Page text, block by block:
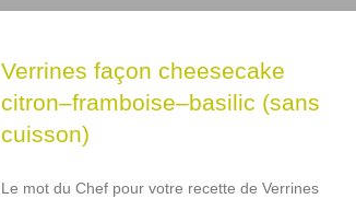
Verrines façon cheesecake
citron–framboise–basilic (sans
cuisson)
Le mot du Chef pour votre recette de Verrines